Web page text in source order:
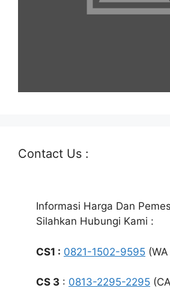
Contact Us :
Informasi Harga Dan
Silahkan Hubungi Kami :
CS1 : 0821-1502-9595
CS 3 : 0813-2295-2295